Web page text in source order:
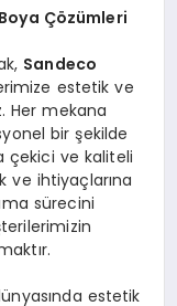
Çözümleri
Sandeco
estetik ve
Her mekana
bir şekilde
çekici ve kaliteli
ve ihtiyaçlarına
sürecini
estetik